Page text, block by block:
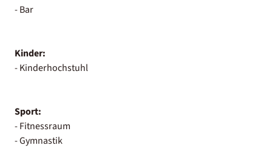
- Bar
Kinder:
- Kinderhochstuhl
Sport:
- Fitnessraum
- Gymnastik